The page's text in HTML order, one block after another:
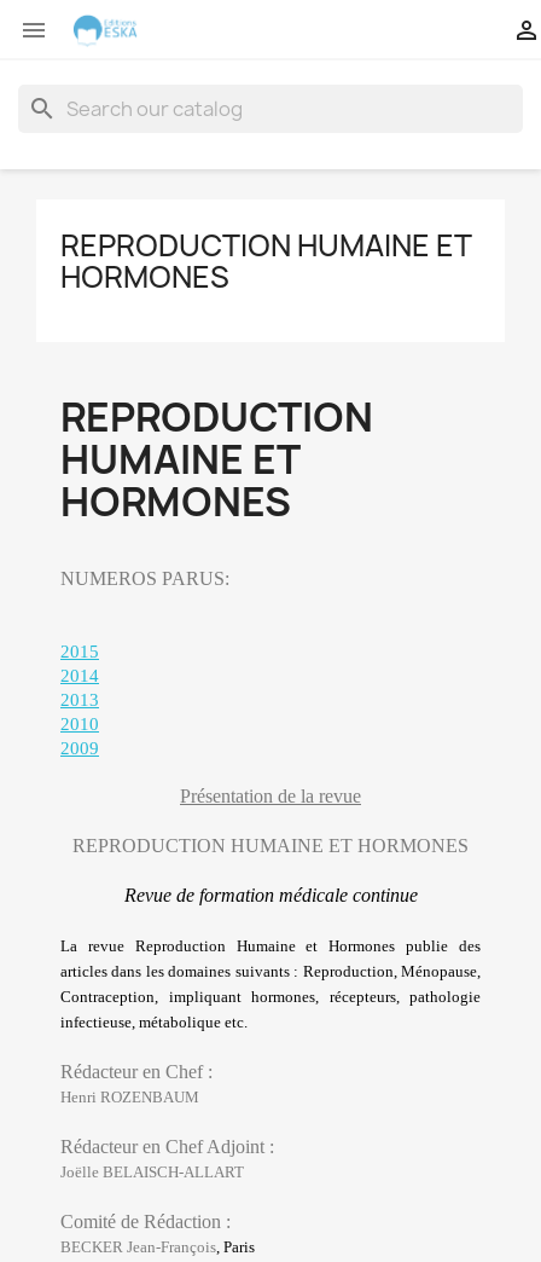
 
search
REPRODUCTION HUMAINE ET
HORMONES
REPRODUCTION
HUMAINE ET
HORMONES
NUMEROS PARUS:
2015
2014
2013
2010
2009
Présentation de la revue
REPRODUCTION HUMAINE ET HORMONES
Revue de formation médicale continue
La revue Reproduction Humaine et Hormones publie des
articles dans les domaines suivants : Reproduction, Ménopause,
Contraception, impliquant hormones, récepteurs, pathologie
infectieuse, métabolique etc.
Rédacteur en Chef :
Henri ROZENBAUM
Rédacteur en Chef Adjoint :
Joëlle BELAISCH-ALLART
Comité de Rédaction :
BECKER Jean-François, Paris